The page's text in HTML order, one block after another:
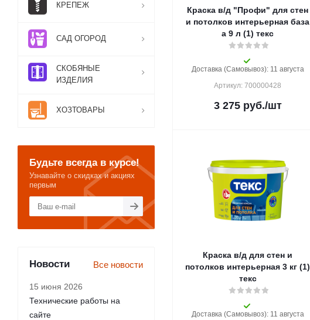
Краска в/д "Профи" для стен
и потолков интерьерная база
а 9 л (1) текс
Доставка (Самовывоз): 11 августа
Артикул: 700000428
3 275руб./шт
Краска в/д для стен и
потолков интерьерная 3 кг (1)
текс
Доставка (Самовывоз): 11 августа
КРЕПЕЖ
САД ОГОРОД
СКОБЯНЫЕ
ИЗДЕЛИЯ
ХОЗТОВАРЫ
Будьте всегда в курсе!
Узнавайте о скидках и акциях
первым
Новости Все новости
15 июня 2026
Технические работы на
сайте